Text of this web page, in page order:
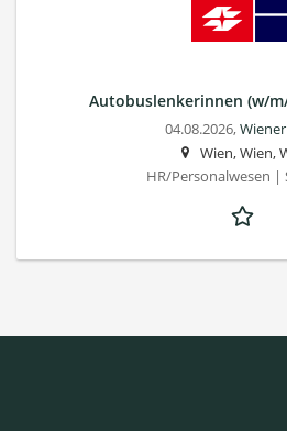
Autobuslenkerinnen (w/
04.08.2026,
Wien, Wien,
HR/Personalwesen |